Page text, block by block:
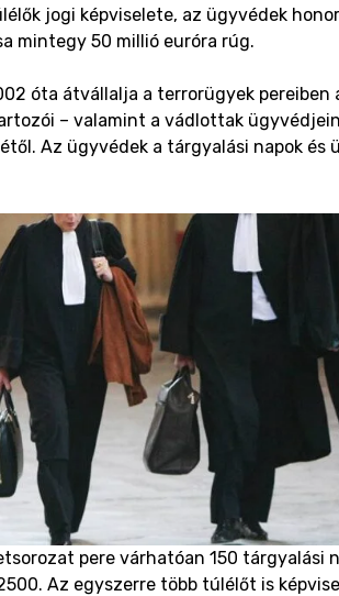
jogi képviselete, az ügyvédek
mintegy 50 millió euróra rúg.
óta átvállalja a terrorügyek pereiben
– valamint a vádlottak
Az ügyvédek a tárgyalási napok
pere várhatóan 150 tárgyalási
Az egyszerre több túlélőt is